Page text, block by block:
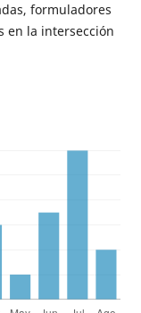
formuladores
en la intersección